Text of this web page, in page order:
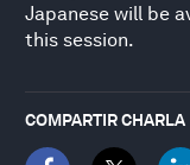
Japanese will be
this session.
COMPARTIR CHARLA